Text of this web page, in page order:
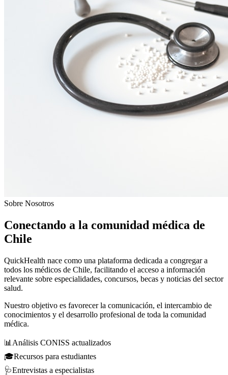
Sobre Nosotros
Conectando a la comunidad médica de
Chile
QuickHealth nace como una plataforma dedicada a congregar a
todos los médicos de Chile, facilitando el acceso a información
relevante sobre especialidades, concursos, becas y noticias del sector
salud.
Nuestro objetivo es favorecer la comunicación, el intercambio de
conocimientos y el desarrollo profesional de toda la comunidad
médica.
📊 Análisis CONISS actualizados
🎓Recursos para estudiantes
🩺Entrevistas a especialistas